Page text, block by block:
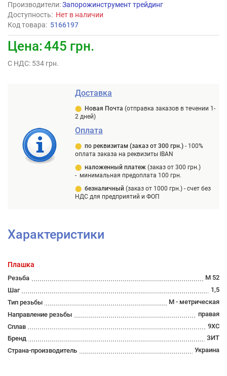
Производители:Запорожинструмент трейдинг
Доступность: Нет в наличии
Код товара: 5166197
Цена:445 грн.
С НДС: 534 грн.
Доставка
⬤ Новая Почта (отправка заказов в течении 1-
2 дней)
Оплата
⬤ по реквизитам (заказ от 300 грн.) - 100%
оплата заказа на реквизиты IBAN
⬤ наложенный платеж (заказ от 300 грн.)
- минимальная предоплата 100 грн.
⬤ безналичный (заказ от 1000 грн.) - счет без
НДС для предприятий и ФОП
Характеристики
Плашка
Резьба
М 52
Шаг
1,5
Тип резьбы
М - метрическая
Направление резьбы
правая
Сплав
9ХС
Бренд
ЗИТ
Страна-производитель
Украина